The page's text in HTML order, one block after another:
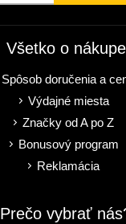
Všetko o nákupe
Spôsob doručenia a
Výdajné miesta
Značky od A po Z
Bonusový program
Reklamácia
Prečo vybrať